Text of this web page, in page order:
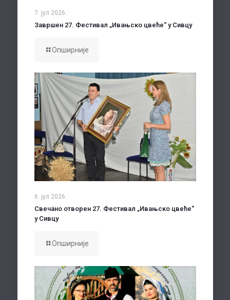
7. јул 2026.
Завршен 27. Фестивал „Ивањско цвеће“ у Сивцу
Опширније
6. јул 2026.
Свечано отворен 27. Фестивал „Ивањско цвеће“
у Сивцу
Опширније